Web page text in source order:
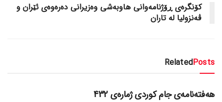
کۆنگرەی ڕۆژنامەوانی هاوبەشی وەزیرانی دەرەوەی ئێران و
ڤەنزولیا لە تاران
RelatedPosts
گۆڤاره‌کان
هەفتەنامەی جام کوردی ژمارەی 432